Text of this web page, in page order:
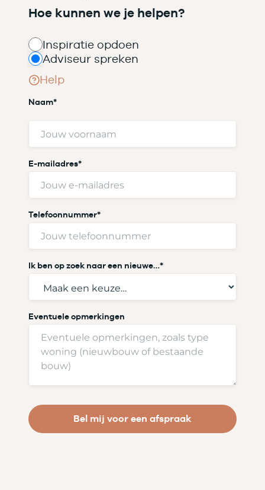
Hoe kunnen we je helpen?
Inspiratie opdoen
Adviseur spreken
Help
Naam*
o
n
a
a
E-mailadres*
Telefoonnummer*
Ik ben op zoek naar een nieuwe…*
Eventuele opmerkingen
Bel mij voor een afspraak